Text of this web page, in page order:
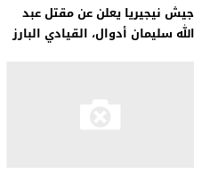
جيش نيجيريا يعلن عن مقتل عبد
الله سليمان أدوال، القيادي البارز